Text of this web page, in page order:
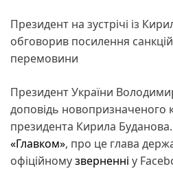
Президент на зустрічі із
обговорив посилення
перемовини
Президент України
доповідь новопризначеного
президента Кирила
«Главком», про це глава
офіційномузверненні у